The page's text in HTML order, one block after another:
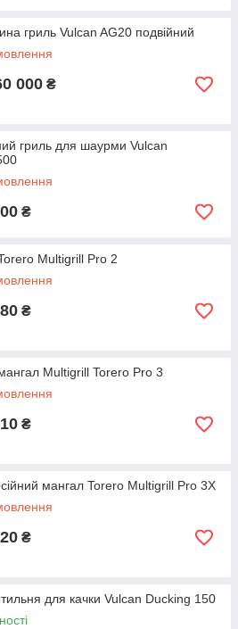
гриль Vulcan AG20 подвійний
000 ₴
гриль для шаурми Vulcan
₴
Multigrill Pro 2
₴
Multigrill Torero Pro 3
₴
мангал Torero Multigrill Pro 3X
₴
для качки Vulcan Ducking 150